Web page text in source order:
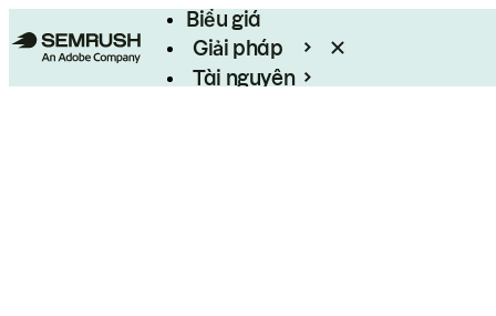
Biểu giá
Giải pháp
Tài nguyên